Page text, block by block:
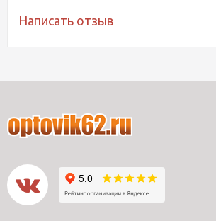
Написать отзыв